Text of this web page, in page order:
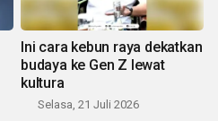
Ini cara kebun raya dekatkan
budaya ke Gen Z lewat
kultura
Selasa, 21 Juli 2026